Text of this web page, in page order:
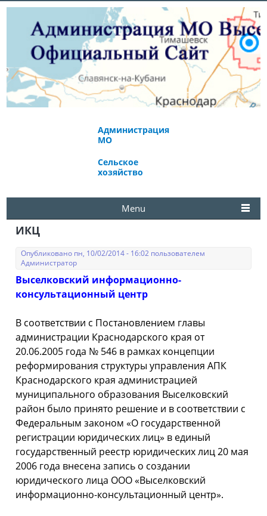
Администрация
МО
Сельское
хозяйство
Menu
ИКЦ
Опубликовано пн, 10/02/2014 - 16:02 пользователем
Администратор
Выселковский информационно-
консультационный центр
В соответствии с Постановлением главы
администрации Краснодарского края от
20.06.2005 года № 546 в рамках концепции
реформирования структуры управления АПК
Краснодарского края администрацией
муниципального образования Выселковский
район было принято решение и в соответствии с
Федеральным законом «О государственной
регистрации юридических лиц» в единый
государственный реестр юридических лиц 20 мая
2006 года внесена запись о создании
юридического лица ООО «Выселковский
информационно-консультационный центр».